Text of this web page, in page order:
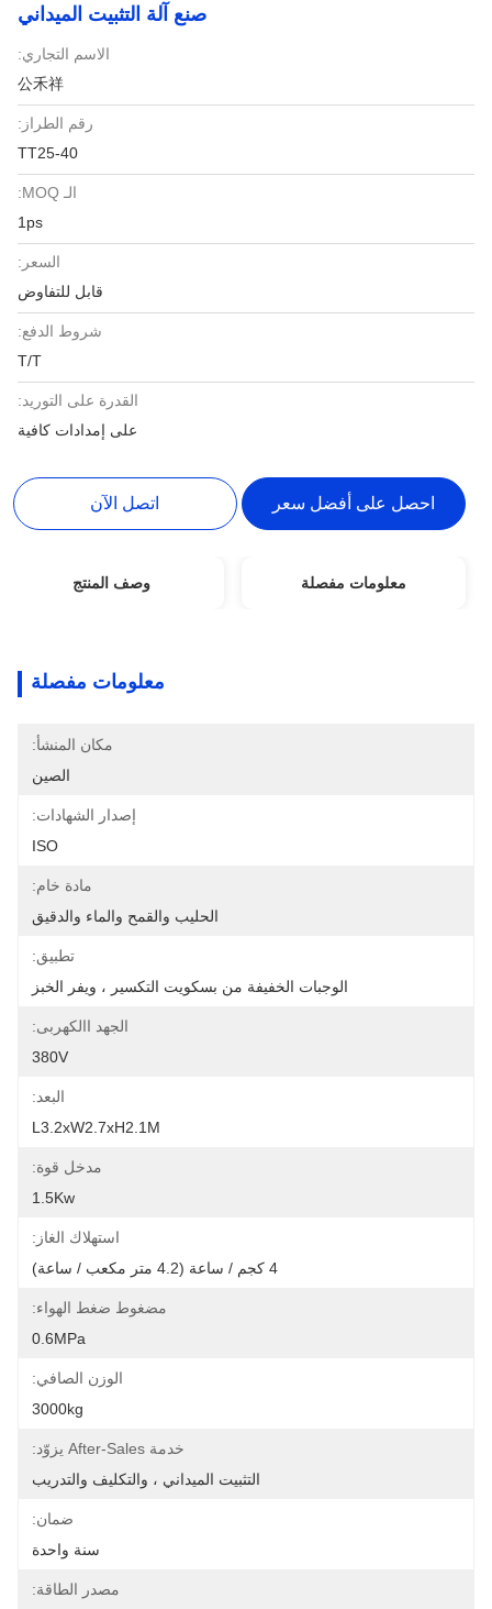
صنع آلة التثبيت الميداني
الاسم التجاري:
公禾祥
رقم الطراز:
TT25-40
قابل للتفاوض
شروط الدفع:
القدرة على التوريد:
على إمدادات كافية
احصل على أفضل سعر اتصل الآن
معلومات مفصلة وصف المنتج
معلومات مفصلة
مكان المنشأ:
إصدار الشهادات:
مادة خام:
الحليب والقمح والماء والدقيق
الوجبات الخفيفة من بسكويت التكسير ، ويفر الخبز
الجهد االكهربى:
L3.2xW2.7xH2.1M
مدخل قوة:
استهلاك الغاز:
مضغوط ضغط الهواء:
0.6MPa
الوزن الصافي:
3000kg
التثبيت الميداني ، والتكليف والتدريب
سنة واحدة
مصدر الطاقة: